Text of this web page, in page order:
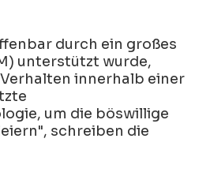
durch ein großes
unterstützt wurde,
innerhalb einer
um die böswillige
schreiben die